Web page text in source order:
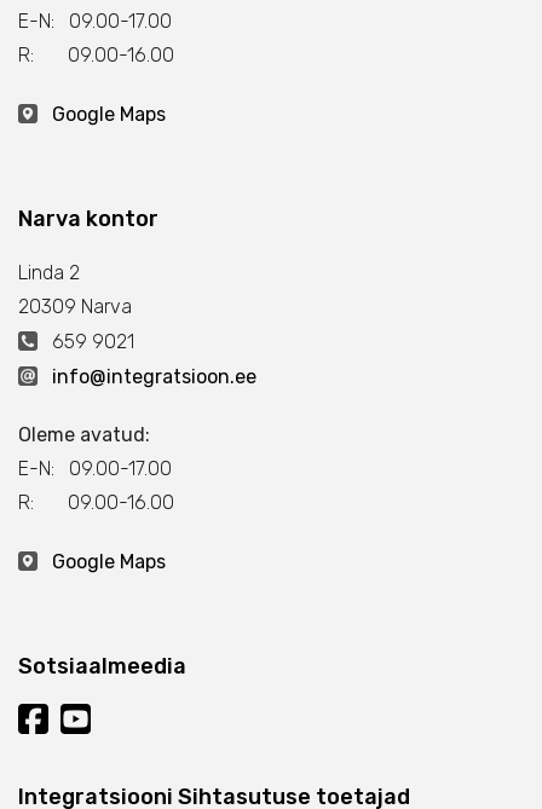
E-N: 09.00-17.00
R: 09.00-16.00
Google Maps
Narva kontor
Linda 2
20309 Narva
659 9021
info@integratsioon.ee
Oleme avatud:
E-N: 09.00-17.00
R: 09.00-16.00
Google Maps
Sotsiaalmeedia
Integratsiooni Sihtasutuse toetajad